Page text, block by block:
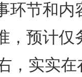
环节和内
，预计仅
，实实在